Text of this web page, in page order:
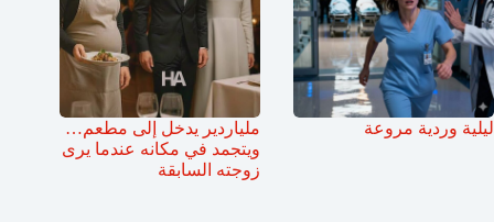
ليلية وردية مروعة
ملياردير يدخل إلى مطعم…
ويتجمد في مكانه عندما يرى
زوجته السابقة